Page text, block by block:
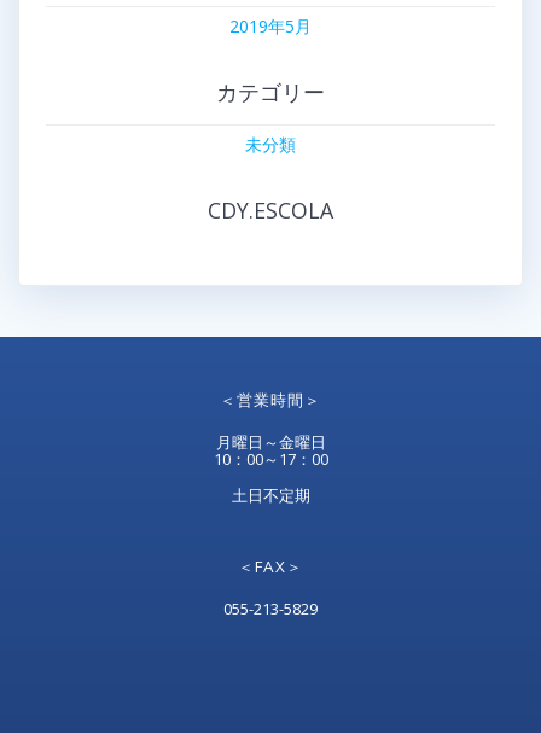
2019年5月
カテゴリー
未分類
CDY.ESCOLA
＜営業時間＞
月曜日～金曜日
10：00～17：00
土日不定期
＜FAX＞
055-213-5829